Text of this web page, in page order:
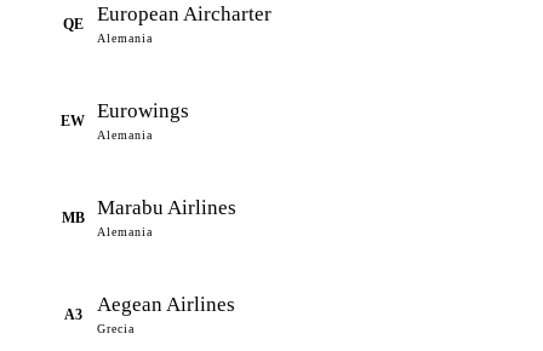
QE European Aircharter
Alemania
EW Eurowings
Alemania
MB Marabu Airlines
Alemania
A3 Aegean Airlines
Grecia